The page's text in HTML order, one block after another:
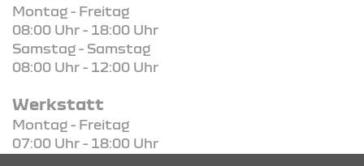
Montag - Freitag
08:00 Uhr - 18:00 Uhr
Samstag - Samstag
08:00 Uhr - 12:00 Uhr
Werkstatt
Montag - Freitag
07:00 Uhr - 18:00 Uhr